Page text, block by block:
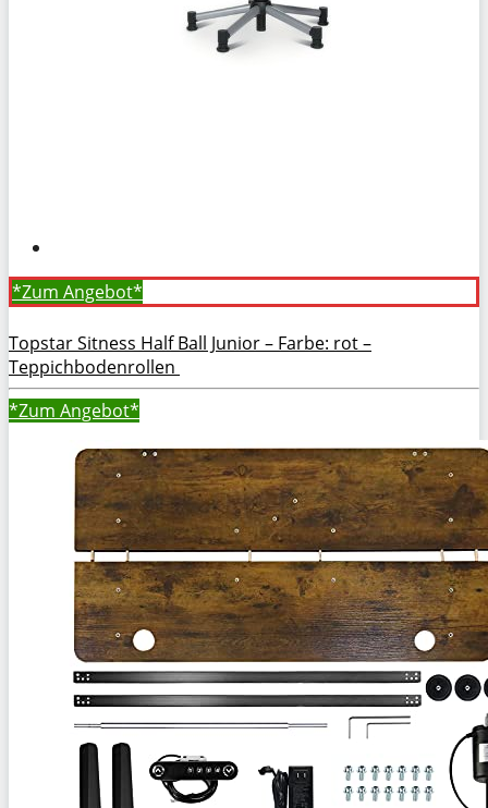
*Zum Angebot*
Topstar Sitness Half Ball Junior – Farbe: rot –
Teppichbodenrollen
*Zum Angebot*